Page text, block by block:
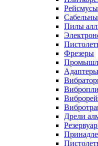
Рейсмусы
Пилы
Фрезеры
Дрели